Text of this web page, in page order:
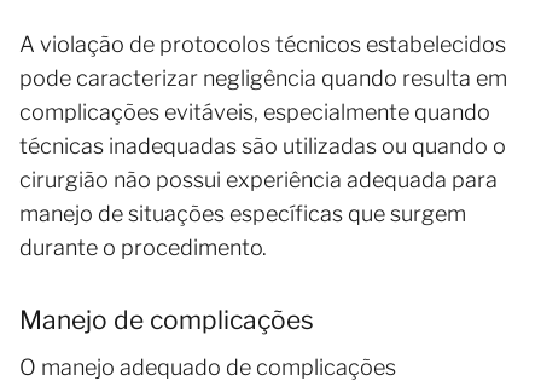
A violação de protocolos técnicos estabelecidos
pode caracterizar negligência quando resulta em
complicações evitáveis, especialmente quando
técnicas inadequadas são utilizadas ou quando o
cirurgião não possui experiência adequada para
manejo de situações específicas que surgem
durante o procedimento.
Manejo de complicações
O manejo adequado de complicações